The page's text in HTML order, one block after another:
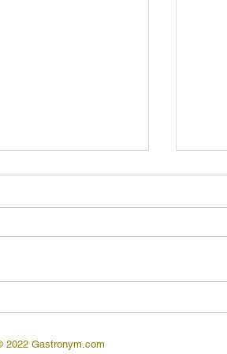
/ ашлямфу
2022 Gastronym.com